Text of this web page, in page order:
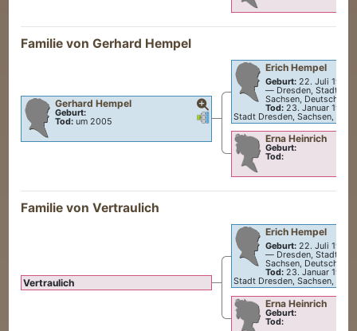
Familie vonGerhard Hempel
Verknüpfungen
Verknüpfungen
GerhardHempel
Geburt:
Tod: um 2005
ErichHempel
Geburt: 22. Juli 1903
— Dresden, Stadt
Sachsen, Deutschland
Tod: 23. Januar 1947
Stadt Dresden, Sachsen,
ErnaHeinrich
Geburt:
Tod:
Familie von Vertraulich
Vertraulich
ErichHempel
Geburt: 22. Juli 1903
— Dresden, Stadt
Sachsen, Deutschland
Tod: 23. Januar 1947
Stadt Dresden, Sachsen,
ErnaHeinrich
Geburt:
Tod: